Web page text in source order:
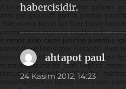
habercisidir.
ahtapot pauldedi
ki:
24 Kasım 2012, 14:23